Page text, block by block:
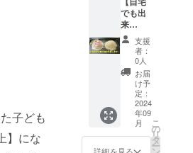
子ども
】にな
です。
※支援
時、必
ず備考
欄に掲
載を希
望され
るお名
前をご
記入く
ださ
い。
ニュー
改定、
マーケ
ティン
グ、集
客な
ど、お
店で
困った
り悩ん
だりし
ている
事を本
でも出
来
る！】
広島お
好み焼
の焼き
方をま
えちゃ
んが教
えま
す！ ①
ご来店
いただ
支援
者：
0人
お届
け予
定：
2024
年09
月
こ
の
リ
タ
ー